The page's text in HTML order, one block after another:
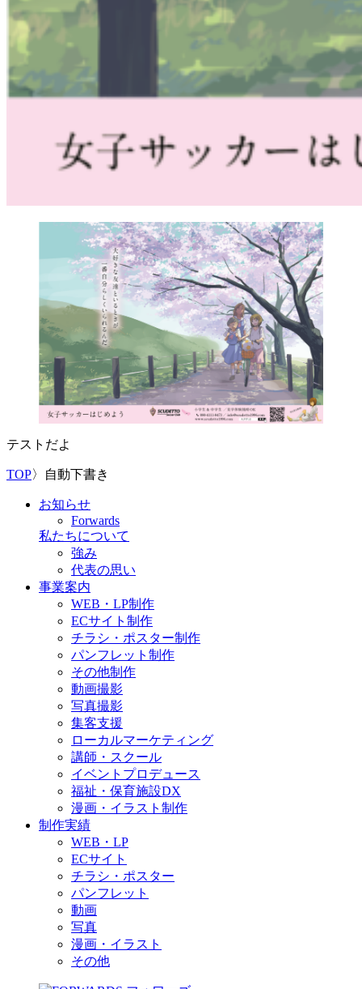
テストだよ
TOP〉 自動下書き
お知らせ
Forwards
私たちについて
強み
代表の思い
事業案内
WEB・LP制作
ECサイト制作
チラシ・ポスター制作
パンフレット制作
その他制作
動画撮影
写真撮影
集客支援
ローカルマーケティング
講師・スクール
イベントプロデュース
福祉・保育施設DX
漫画・イラスト制作
制作実績
WEB・LP
ECサイト
チラシ・ポスター
パンフレット
動画
写真
漫画・イラスト
その他